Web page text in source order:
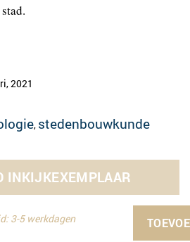
2021
, stedenbouwkunde
INKIJKEXEMPLAAR
3-5 werkdagen